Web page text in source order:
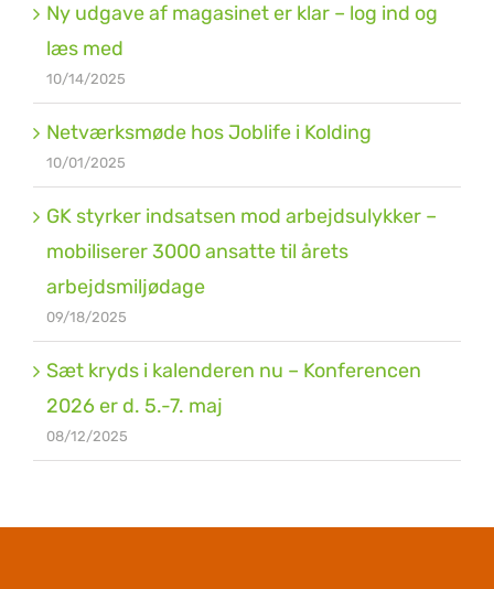
Ny udgave af magasinet er klar – log ind og
læs med
10/14/2025
Netværksmøde hos Joblife i Kolding
10/01/2025
GK styrker indsatsen mod arbejdsulykker –
mobiliserer 3000 ansatte til årets
arbejdsmiljødage
09/18/2025
Sæt kryds i kalenderen nu – Konferencen
2026 er d. 5.-7. maj
08/12/2025